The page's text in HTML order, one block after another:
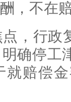
，不在
，行政
确停工
就赔偿